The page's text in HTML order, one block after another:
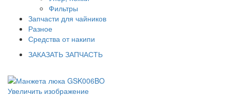
Фильтры
Запчасти для чайников
Разное
Средства от накипи
ЗАКАЗАТЬ ЗАПЧАСТЬ
Увеличить изображение